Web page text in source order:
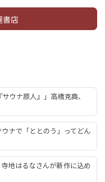
書店
ウナ原人』」高橋克典、
ナで「ととのう」ってどん
地はるなさんが新作に込め